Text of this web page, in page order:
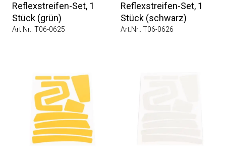
Reflexstreifen-Set, 1
Stück (grün)
Art.Nr.: T06-0625
Reflexstreifen-Set, 1
Stück (schwarz)
Art.Nr.: T06-0626